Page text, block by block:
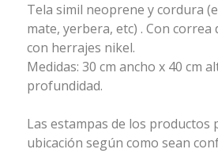
Tela simil neoprene y cordura
mate, yerbera, etc) . Con correa
con herrajes nikel.
Medidas: 30 cm ancho x 40 cm
profundidad.
Las estampas de los productos
ubicación según como sean